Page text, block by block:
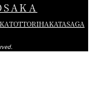
TOTTORIHAKATASAGA